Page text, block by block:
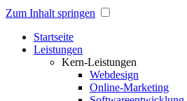
Zum Inhalt springen
Startseite
Leistungen
Kern-Leistungen
Webdesign
Online-Marketing